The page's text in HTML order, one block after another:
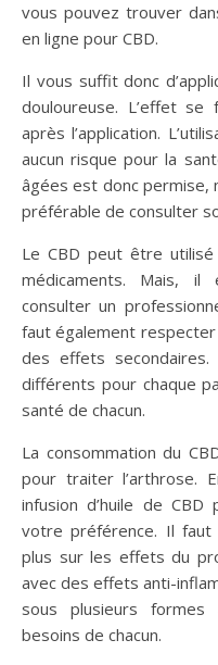
vous pouvez trouver
en ligne pour CBD.
Il vous suffit donc
douloureuse. L’effet
après l’application.
aucun risque pour la
âgées est donc permise,
préférable de consulter
Le CBD peut être utilisé
médicaments. Mais, il
consulter un
faut également
des effets
différents pour chaque
santé de chacun.
La consommation du
pour traiter l’arthrose.
infusion d’huile de
votre préférence. Il
plus sur les effets du
avec des effets anti-
sous plusieurs
besoins de chacun.